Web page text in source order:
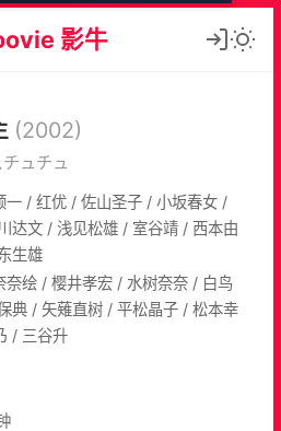
影牛
(2002)
ュチュ
一 / 红优 / 佐山圣子 / 小坂春女 /
达文 / 浅见松雄 / 室谷靖 / 西本由
生雄
奈绘 / 樱井孝宏 / 水树奈奈 / 白鸟
典 / 矢薙直树 / 平松晶子 / 松本幸
/ 三谷升